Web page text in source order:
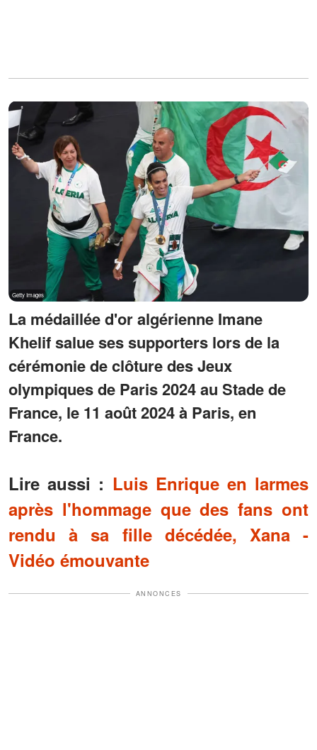
La médaillée d'or algérienne Imane
Khelif salue ses supporters lors de la
cérémonie de clôture des Jeux
olympiques de Paris 2024 au Stade de
France, le 11 août 2024 à Paris, en
France.
Lire aussi : Luis Enrique en larmes
après l'hommage que des fans ont
rendu à sa fille décédée, Xana -
Vidéo émouvante
ANNONCES